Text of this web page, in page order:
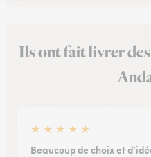
Ils ont fait livrer
★ ★ ★ ★ ★
Beaucoup de choix et